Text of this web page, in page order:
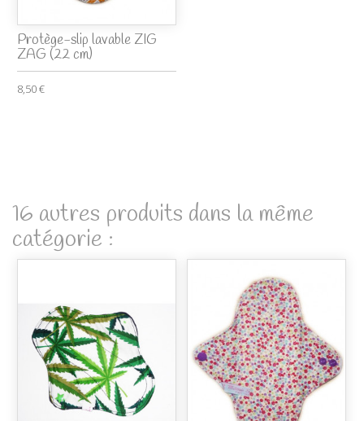
Protège-slip lavable ZIG
ZAG (22 cm)
8,50 €
16 autres produits dans la même
catégorie :